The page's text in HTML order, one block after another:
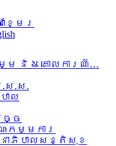
ាខ្មែរ
និង គោលការណ៍…
.ស.ស.
ាល
ច្ច
កម្មការ
ាភិបាលសន្តិសុខ